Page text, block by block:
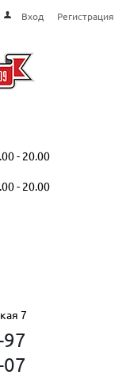
Вход Регистрация
- 20.00
- 20.00
7